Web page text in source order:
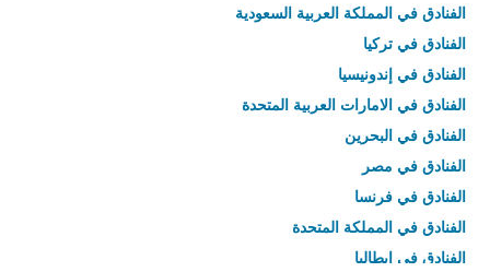
الفنادق في المملكة العربية السعودية
الفنادق في تركيا
الفنادق في إندونيسيا
الفنادق في الامارات العربية المتحدة
الفنادق في البحرين
الفنادق في مصر
الفنادق في فرنسا
الفنادق في المملكة المتحدة
الفنادق في إيطاليا